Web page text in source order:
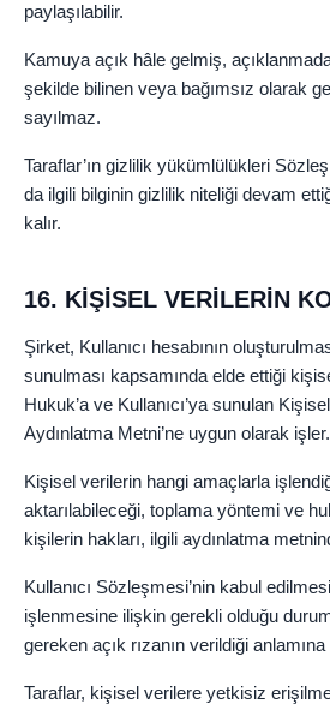
paylaşılabilir.
Kamuya açık hâle gelmiş,
şekilde bilinen veya bağımsız olarak
sayılmaz.
Taraflar’ın gizlilik yükümlülükleri
da ilgili bilginin gizlilik niteliği devam
kalır.
16. KİŞİSEL VERİLERİN
Şirket, Kullanıcı hesabının
sunulması kapsamında elde ettiği
Hukuk’a ve Kullanıcı’ya sunulan
Aydınlatma Metni’ne uygun olarak işler.
Kişisel verilerin hangi amaçlarla
aktarılabileceği, toplama yöntemi ve
kişilerin hakları, ilgili aydınlatma
Kullanıcı Sözleşmesi’nin kabul
işlenmesine ilişkin gerekli olduğu
gereken açık rızanın verildiği
Taraflar, kişisel verilere yetkisiz